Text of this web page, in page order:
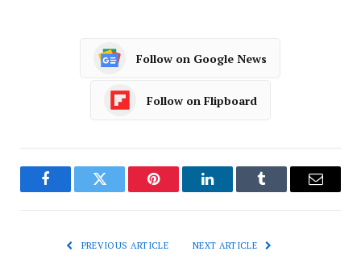
Follow on Google News
Follow on Flipboard
FacebookTwitter Pinterest LinkedInTumblr Email
PREVIOUS ARTICLE NEXT ARTICLE